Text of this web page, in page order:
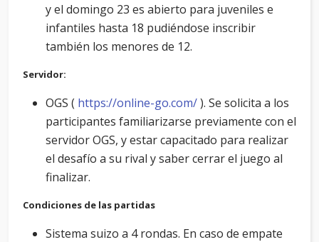
y el domingo 23 es abierto para juveniles e
infantiles hasta 18 pudiéndose inscribir
también los menores de 12.
Servidor:
OGS ( https://online-go.com/). Se solicita a los
participantes familiarizarse previamente con el
servidor OGS, y estar capacitado para realizar
el desafío a su rival y saber cerrar el juego al
finalizar.
Condiciones de las partidas
Sistema suizo a 4 rondas. En caso de empate